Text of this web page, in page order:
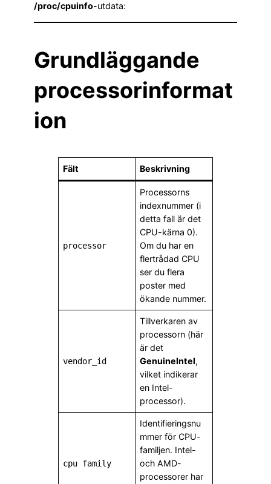
/proc/cpuinfo-utdata:
Grundläggande
processorinformat
ion
Fält Beskrivning
processor
Processorns
indexnummer (i
detta fall är det
CPU-kärna 0).
Om du har en
flertrådad CPU
ser du flera
poster med
ökande nummer.
vendor_id
Tillverkaren av
processorn (här
är det
GenuineIntel,
vilket indikerar
en Intel-
processor).
cpu family
Identifieringsnu
mmer för CPU-
familjen. Intel-
och AMD-
processorer har